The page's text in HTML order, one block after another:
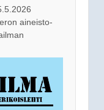
aineisto-